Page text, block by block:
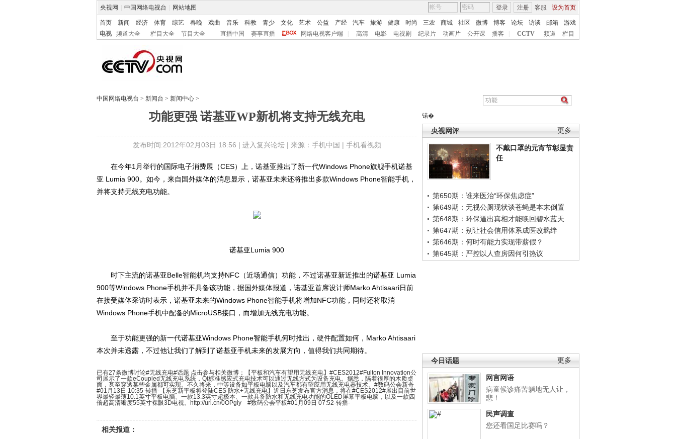
央视网 中国网络电视台 网站地图 客服 设为首页
登录 注册
首页 新闻 经济 体育 综艺 春晚 戏曲 音乐 科教 青少 文化 艺术 公益 产经 汽车 旅游 健康 时尚 三农 商城 社区 微博 博客 论坛 访谈 邮箱
游戏
电视
频道大全 栏目大全 节目大全 直播中国 赛事直播 网络电视客户端 高清 电影 电视剧 纪录片 动画片 公开课 播客 CCTV 频道 栏目
中国网络电视台 > 新闻台 > 新闻中心 >
功能更强 诺基亚WP新机将支持无线充电
发布时间:2012年02月03日 18:56 | 进入复兴论坛| 来源：手机中国 | 手机看视频
锘�
更多
央视网评
不戴口罩的元宵节彰显责
任
第650期：谁来医治“环保焦虑症”
第649期：无视公厕现状谈苍蝇是本末倒置
第648期：环保逼出真相才能唤回碧水蓝天
第647期：别让社会信用体系成医改羁绊
第646期：何时有能力实现带薪假？
第645期：严控以人查房因何引热议
更多
今日话题
网言网语
病童候诊痛苦躺地无人让，
悲！
民声调查
您还看国足比赛吗？
在今年1月举行的国际电子消费展（CES）上，诺基亚推出了新一代Windows Phone旗舰手机诺基
亚 Lumia 900。如今，来自国外媒体的消息显示，诺基亚未来还将推出多款Windows Phone智能手机，
并将支持无线充电功能。
诺基亚Lumia 900
时下主流的诺基亚Belle智能机均支持NFC（近场通信）功能，不过诺基亚新近推出的诺基亚 Lumia
900等Windows Phone手机并不具备该功能，据国外媒体报道，诺基亚首席设计师Marko Ahtisaari日前
在接受媒体采访时表示，诺基亚未来的Windows Phone智能手机将增加NFC功能，同时还将取消
Windows Phone手机中配备的MicroUSB接口，而增加无线充电功能。
至于功能更强的新一代诺基亚Windows Phone智能手机何时推出，硬件配置如何，Marko Ahtisaari
本次并未透露，不过他让我们了解到了诺基亚手机未来的发展方向，值得我们共同期待。
已有27条微博讨论#无线充电#话题 点击参与相关微博：【平板和汽车有望用无线充电】#CES2012#Fulton Innovation公
司展示了一款eCoupled无线充电系统，Qi标准感应式充电技术可以通过无线方式为设备充电。据悉，隔着很厚的木质桌
面，甚至穿透某些金属都可实现。不久将来，中等设备如平板电脑以及汽车都有望应用无线充电器技术。#数码公会新奇
#01月13日 10:35-转播-【东芝新平板将登陆CES 防水+无线充电】近日东芝发布官方消息，将在#CES2012#展出目前世
界最轻最薄10.1英寸平板电脑、一款13.3英寸超极本、一款具备防水和无线充电功能的OLED屏幕平板电脑，以及一款四
倍超高清晰度55英寸裸眼3D电视。http://url.cn/0OPgiy #数码公会平板#01月09日 07:52-转播-
相关报道：